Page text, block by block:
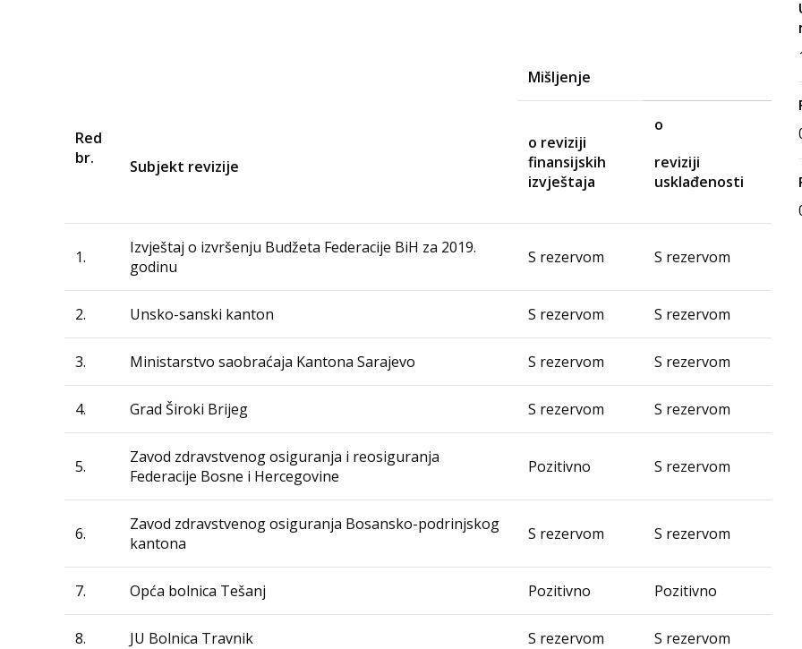
Red
br.
Subjekt revizije
Mišljenje
o reviziji
finansijskih
izvještaja
o
reviziji
usklađenosti
1.
Izvještaj o izvršenju Budžeta Federacije BiH za 2019.
godinu
S rezervom S rezervom
2. Unsko-sanski kanton S rezervom S rezervom
3. Ministarstvo saobraćaja Kantona Sarajevo S rezervom S rezervom
4. Grad Široki Brijeg S rezervom S rezervom
5.
Zavod zdravstvenog osiguranja i reosiguranja
Federacije Bosne i Hercegovine
Pozitivno S rezervom
6.
Zavod zdravstvenog osiguranja Bosansko-podrinjskog
kantona
S rezervom S rezervom
7. Opća bolnica Tešanj Pozitivno Pozitivno
8. JU Bolnica Travnik S rezervom S rezervom